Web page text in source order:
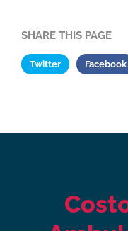
SHARE THIS PAGE
Twitter Facebook